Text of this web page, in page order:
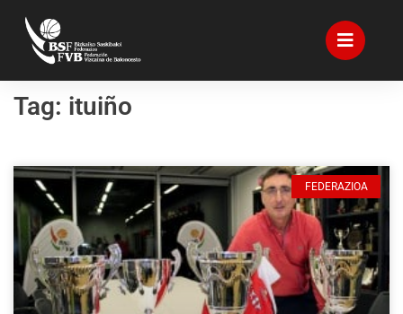
Tag: ituiño
FEDERAZIOA